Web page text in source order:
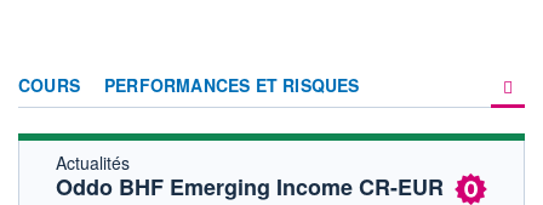
COURS PERFORMANCES ET RISQUES
Actualités
Oddo BHF Emerging Income CR-EUR